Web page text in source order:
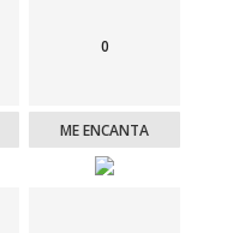
0
ME ENCANTA